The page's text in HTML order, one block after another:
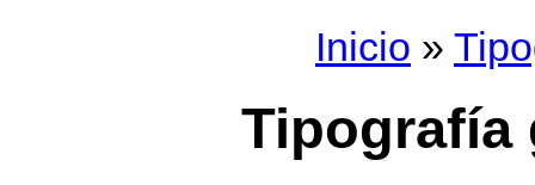
Inicio »
Tipografía